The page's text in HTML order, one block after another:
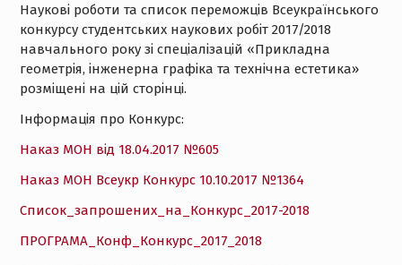
Наукові роботи та список переможців Всеукраїнського
конкурсу студентських наукових робіт 2017/2018
навчального року зі спеціалізацій «Прикладна
геометрія, інженерна графіка та технічна естетика»
розміщені на цій сторінці.
Інформація про Конкурс:
Наказ МОН від 18.04.2017 №605
Наказ МОН Всеукр Конкурс 10.10.2017 №1364
Список_запрошених_на_Конкурс_2017-2018
ПРОГРАМА_Конф_Конкурс_2017_2018